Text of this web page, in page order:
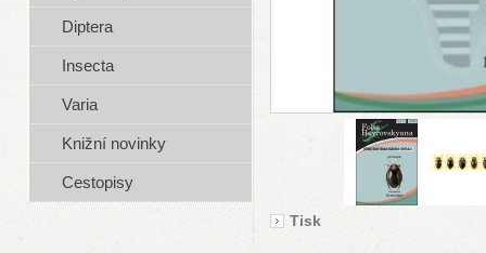
Tisk
Diptera
Insecta
Varia
Knižní novinky
Cestopisy